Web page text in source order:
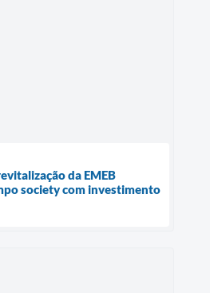
da EMEB
society com investimento